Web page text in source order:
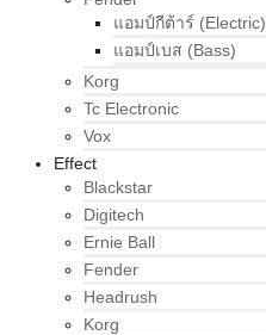
แอมป์กีต้าร์ (Electric)
แอมป์เบส (Bass)
Korg
Tc Electronic
Vox
Effect
Blackstar
Digitech
Ernie Ball
Fender
Headrush
Korg